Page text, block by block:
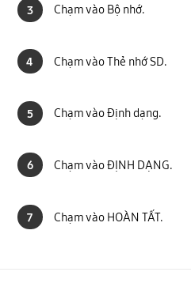
3 Chạm vào Bộ nhớ.
4 Chạm vào Thẻ nhớ SD.
5 Chạm vào Định dạng.
6 Chạm vào ĐỊNH DẠNG.
7 Chạm vào HOÀN TẤT.